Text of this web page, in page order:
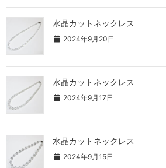
水晶カットネックレス
2024年9月20日
水晶カットネックレス
2024年9月17日
水晶カットネックレス
2024年9月15日